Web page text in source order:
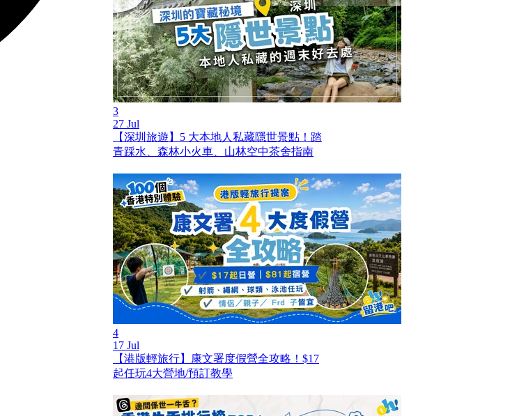
3
27 Jul
【深圳旅遊】5 大本地人私藏隱世景點！踏
青踩水、森林小火車、山林空中茶舍指南
4
17 Jul
【港版輕旅行】康文署度假營全攻略！$17
起任玩4大營地/預訂教學